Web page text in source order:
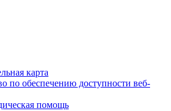
карта
по обеспечению доступности веб-
помощь